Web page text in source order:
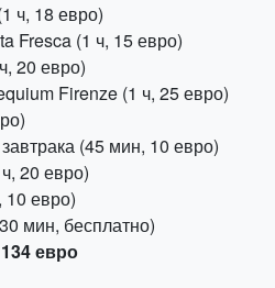
ч, 18 евро)
Fresca (1 ч, 15 евро)
20 евро)
Firenze (1 ч, 25 евро)
(45 мин, 10 евро)
20 евро)
10 евро)
мин, бесплатно)
евро